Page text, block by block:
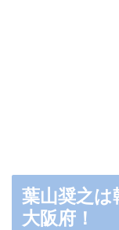
葉山奨之は
大阪府！